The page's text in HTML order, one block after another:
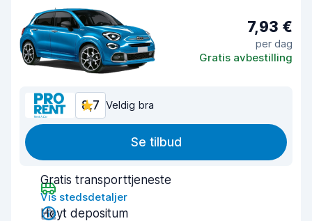
7,93 €
per dag
Gratis avbestilling
8,7 Veldig bra
Se tilbud
Gratis transporttjeneste
Vis stedsdetaljer
Høyt depositum